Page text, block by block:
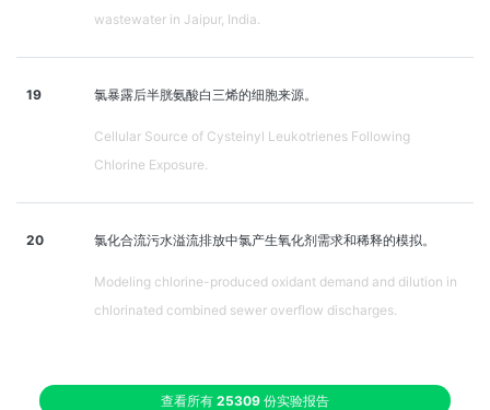
wastewater in Jaipur, India.
19 氯暴露后半胱氨酸白三烯的细胞来源。
Cellular Source of Cysteinyl Leukotrienes Following
Chlorine Exposure.
20 氯化合流污水溢流排放中氯产生氧化剂需求和稀释的模拟。
Modeling chlorine-produced oxidant demand and dilution in
chlorinated combined sewer overflow discharges.
查看所有 25309 份实验报告